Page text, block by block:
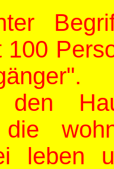
100
den
die
leben